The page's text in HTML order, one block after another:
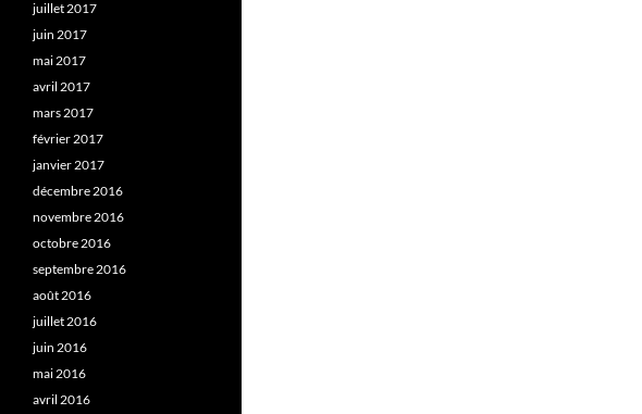
juillet 2017
juin 2017
mai 2017
avril 2017
mars 2017
février 2017
janvier 2017
décembre 2016
novembre 2016
octobre 2016
septembre 2016
août 2016
juillet 2016
juin 2016
mai 2016
avril 2016